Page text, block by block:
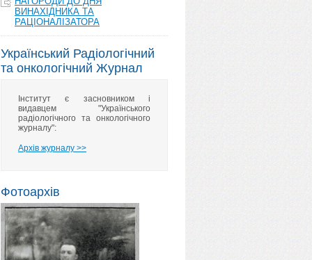
ВИНАХІДНИКА ТА
РАЦІОНАЛІЗАТОРА
Український Радіологічний
та онкологічний Журнал
Інститут є засновником і
видавцем "Українського
радіологічного та онкологічного
журналу":
Архів журналу >>
Фотоархів